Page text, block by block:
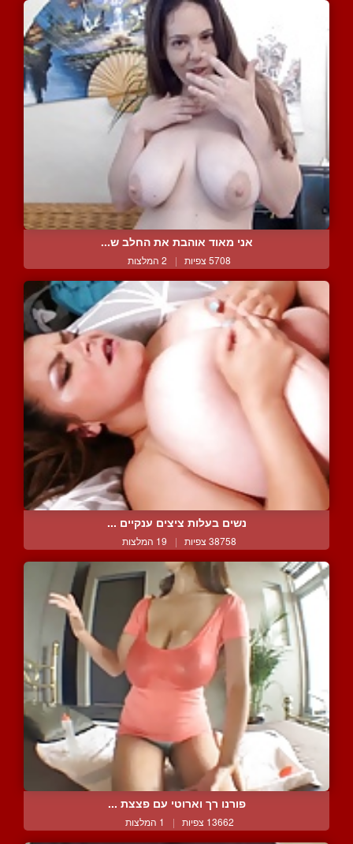
אני מאוד אוהבת את החלב ש...
5708 צפיות | 2 המלצות
נשים בעלות ציצים ענקיים ...
38758 צפיות | 19 המלצות
פורנו רך וארוטי עם פצצת ...
13662 צפיות | 1 המלצות